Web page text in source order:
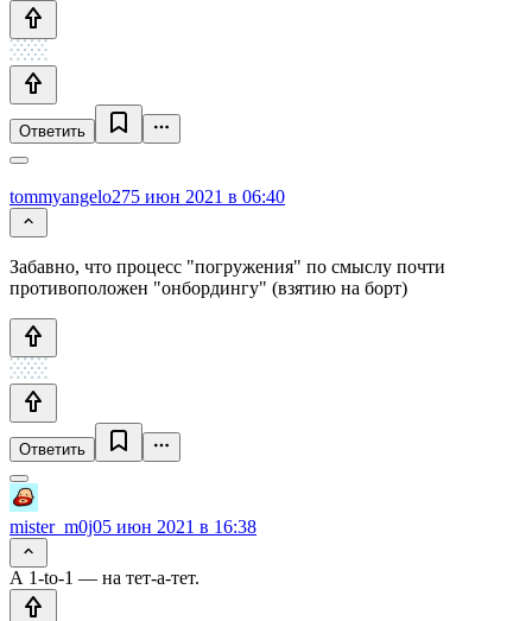
Ответить
tommyangelo275 июн 2021 в 06:40
Забавно, что процесс "погружения" по смыслу почти
противоположен "онбордингу" (взятию на борт)
Ответить
mister_m0j05 июн 2021 в 16:38
А 1-to-1 — на тет-а-тет.